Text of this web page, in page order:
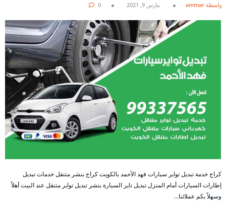
بواسطة ammar مارس 9, 2021 0
كراج خدمة تبديل تواير سيارات فهد الأحمد بالكويت كراج بنشر متنقل خدمات تبديل
إطارات السيارات أمام المنزل تبديل تاير السيارة بنشر تبديل تواير متنقل عند البيت أهلاً
وسهلاً بكم عملائنا…